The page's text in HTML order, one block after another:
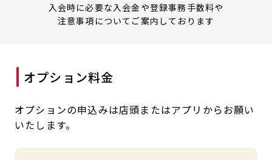
入会時に必要な入会金や登録事務手数料や
注意事項についてご案内しております
オプション料金
オプションの申込みは店頭またはアプリからお願い
いたします。